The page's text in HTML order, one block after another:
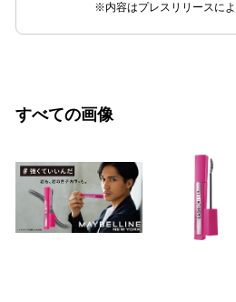
※内容はプレスリリースによ
すべての画像